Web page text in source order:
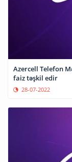
Azercell Telefon
faiz təşkil edir
28-07-2022